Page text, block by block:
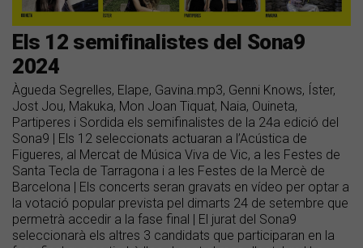
Els 12 semifinalistes del Sona9
2024
Àgueda Segrelles, Elape, Gavina.mp3, Genni Knows, Íster,
Jost Jou, Makuka, Mon Joan Tiquat, Naia, Ouineta,
Partiperes i Sordida els semifinalistes de la 24a edició del
Sona9 | Els 12 seleccionats actuaran a l’Acústica de
Figueres, al Mercat de Música Viva de Vic, a les Festes de
Santa Tecla de Tarragona i a les Festes de la Mercè de
Barcelona | Els concerts seran gravats en vídeo per optar a
la votació popular prevista pel dimarts 24 de setembre que
permetrà accedir a la fase final | El jurat del Sona9
seleccionarà els altres 3 candidats que participaran en la